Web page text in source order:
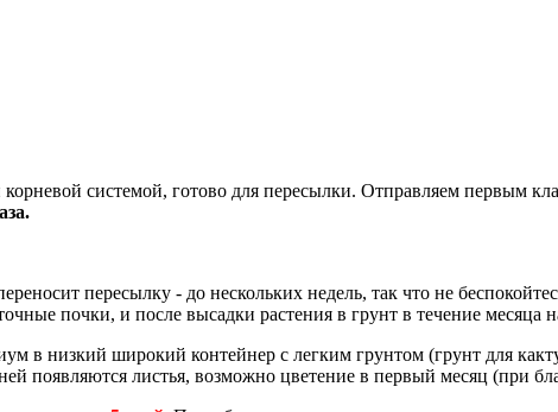
системой, готово для пересылки. Отправляем первым
пересылку - до нескольких недель, так что не
почки, и после высадки растения в грунт в течение месяца
в низкий широкий контейнер с легким грунтом (грунт для
появляются листья, возможно цветение в первый месяц (при